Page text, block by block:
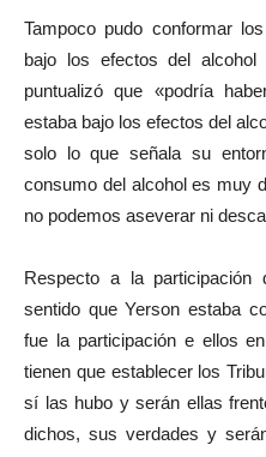
Tampoco pudo conformar
bajo los efectos del
puntualizó que «podría
estaba bajo los efectos del
solo lo que señala su
consumo del alcohol es muy
no podemos aseverar ni
Respecto a la
sentido que Yerson estaba
fue la participación e ellos
tienen que establecer los
sí las hubo y serán ellas
dichos, sus verdades y